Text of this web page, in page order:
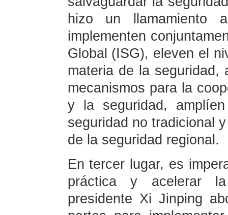
hizo un llamamiento
implementen
Global (ISG), eleven el
materia de la seguridad,
mecanismos para la
y la seguridad,
seguridad no tradicional
de la seguridad regional.
En tercer lugar, es
práctica y acelerar la
presidente Xi Jinping